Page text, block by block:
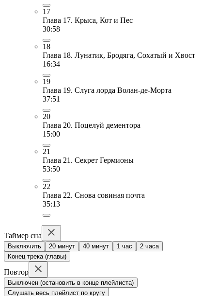
17
Глава 17. Крыса, Кот и Пес
30:58
18
Глава 18. Лунатик, Бродяга, Сохатый и Хвост
16:34
19
Глава 19. Слуга лорда Волан-де-Морта
37:51
20
Глава 20. Поцелуй дементора
15:00
21
Глава 21. Секрет Гермионы
53:50
22
Глава 22. Снова совиная почта
35:13
Таймер сна
Выключить 20 минут 40 минут 1 час
2 часа
Конец трека (главы)
Повтор
Выключен (остановить в конце плейлиста)
Слушать весь плейлист по кругу